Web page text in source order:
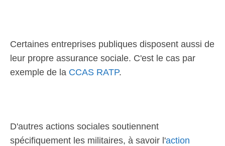
Certaines entreprises publiques disposent aussi de
leur propre assurance sociale. C'est le cas par
exemple de la CCAS RATP.
D'autres actions sociales soutiennent
spécifiquement les militaires, à savoir l'action